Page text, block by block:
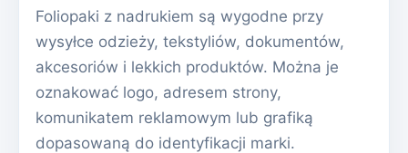
Foliopaki z nadrukiem są wygodne przy
wysyłce odzieży, tekstyliów, dokumentów,
akcesoriów i lekkich produktów. Można je
oznakować logo, adresem strony,
komunikatem reklamowym lub grafiką
dopasowaną do identyfikacji marki.